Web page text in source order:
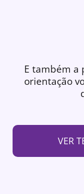
E também a
orientação
VER